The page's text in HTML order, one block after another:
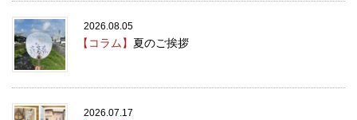
2026.08.05
【コラム】 夏のご挨拶
2026.07.17